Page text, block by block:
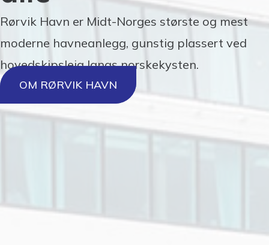
Rørvik Havn er Midt-Norges største og mest
moderne havneanlegg, gunstig plassert ved
hovedskipsleia langs norskekysten.
OM RØRVIK HAVN